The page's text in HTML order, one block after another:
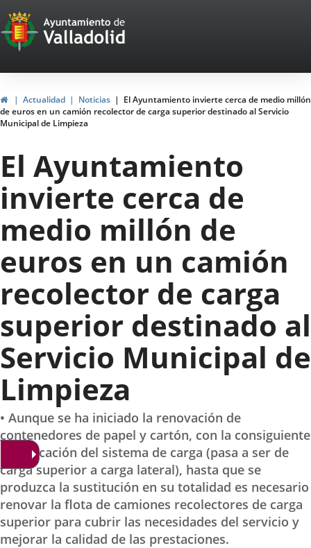
Portal
Web
del
Ayuntamiento
de
Valladolid
InicioActualidad Noticias
El Ayuntamiento invierte cerca de medio millón
de euros en un camión recolector de carga superior destinado al Servicio
Municipal de Limpieza
El Ayuntamiento
invierte cerca de
medio millón de
euros en un camión
recolector de carga
superior destinado al
Servicio Municipal de
Limpieza
• Aunque se ha iniciado la renovación de
contenedores de papel y cartón, con la consiguiente
modificación del sistema de carga (pasa a ser de
carga superior a carga lateral), hasta que se
produzca la sustitución en su totalidad es necesario
renovar la flota de camiones recolectores de carga
superior para cubrir las necesidades del servicio y
mejorar la calidad de las prestaciones.